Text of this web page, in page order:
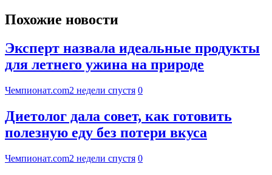
Похожие новости
Эксперт назвала идеальные продукты
для летнего ужина на природе
Чемпионат.com2 недели спустя 0
Диетолог дала совет, как готовить
полезную еду без потери вкуса
Чемпионат.com2 недели спустя 0